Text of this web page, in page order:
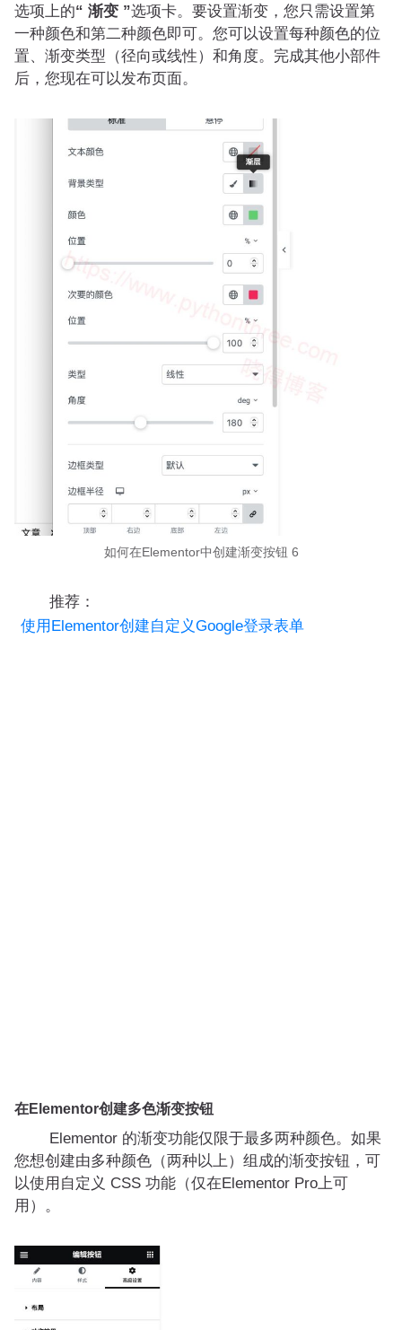
选项上的“ 渐变 ”选项卡。要设置渐变，您只需设置第
一种颜色和第二种颜色即可。您可以设置每种颜色的位
置、渐变类型（径向或线性）和角度。完成其他小部件
后，您现在可以发布页面。
如何在Elementor中创建渐变按钮 6
推荐：
使用Elementor创建自定义Google登录表单
在Elementor创建多色渐变按钮
Elementor 的渐变功能仅限于最多两种颜色。如果
您想创建由多种颜色（两种以上）组成的渐变按钮，可
以使用自定义 CSS 功能（仅在Elementor Pro上可
用）。